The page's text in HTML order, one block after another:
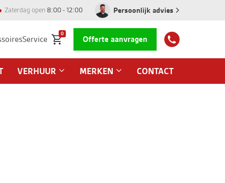
Zaterdag open 8:00 - 12:00 Persoonlijk advies
Service
0
Offerte aanvragen
VERHUUR MERKEN CONTACT